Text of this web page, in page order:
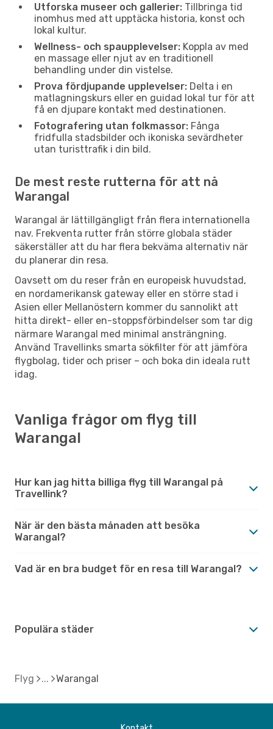
Utforska museer och gallerier: Tillbringa tid
inomhus med att upptäcka historia, konst och
lokal kultur.
Wellness- och spaupplevelser: Koppla av med
en massage eller njut av en traditionell
behandling under din vistelse.
Prova fördjupande upplevelser: Delta i en
matlagningskurs eller en guidad lokal tur för att
få en djupare kontakt med destinationen.
Fotografering utan folkmassor: Fånga
fridfulla stadsbilder och ikoniska sevärdheter
utan turisttrafik i din bild.
De mest reste rutterna för att nå
Warangal
Warangal är lättillgängligt från flera internationella
nav. Frekventa rutter från större globala städer
säkerställer att du har flera bekväma alternativ när
du planerar din resa.
Oavsett om du reser från en europeisk huvudstad,
en nordamerikansk gateway eller en större stad i
Asien eller Mellanöstern kommer du sannolikt att
hitta direkt- eller en-stoppsförbindelser som tar dig
närmare Warangal med minimal ansträngning.
Använd Travellinks smarta sökfilter för att jämföra
flygbolag, tider och priser – och boka din ideala rutt
idag.
Vanliga frågor om flyg till
Warangal
Hur kan jag hitta billiga flyg till Warangal på
Travellink?
När är den bästa månaden att besöka
Warangal?
Vad är en bra budget för en resa till Warangal?
Populära städer
Flyg Warangal